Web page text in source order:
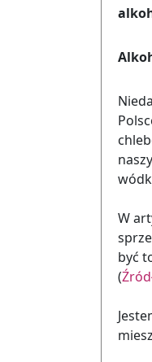
W
być
(